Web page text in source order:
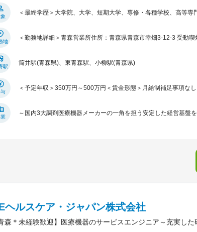
＜最終学歴＞大学院、大学、短期大学、専修・各種学校、高等専
地
＜勤務地詳細＞青森営業所住所：青森県青森市幸畑3-12-3 受動
駅
筒井駅(青森県)、東青森駅、小柳駅(青森県)
＜予定年収＞350万円～500万円＜賃金形態＞月給制補足事項な
～国内3大調剤医療機器メーカーの一角を担う安定した経営基盤
ヘルスケア・ジャパン株式会社
青森＊未経験歓迎】医療機器のサービスエンジニア～充実し